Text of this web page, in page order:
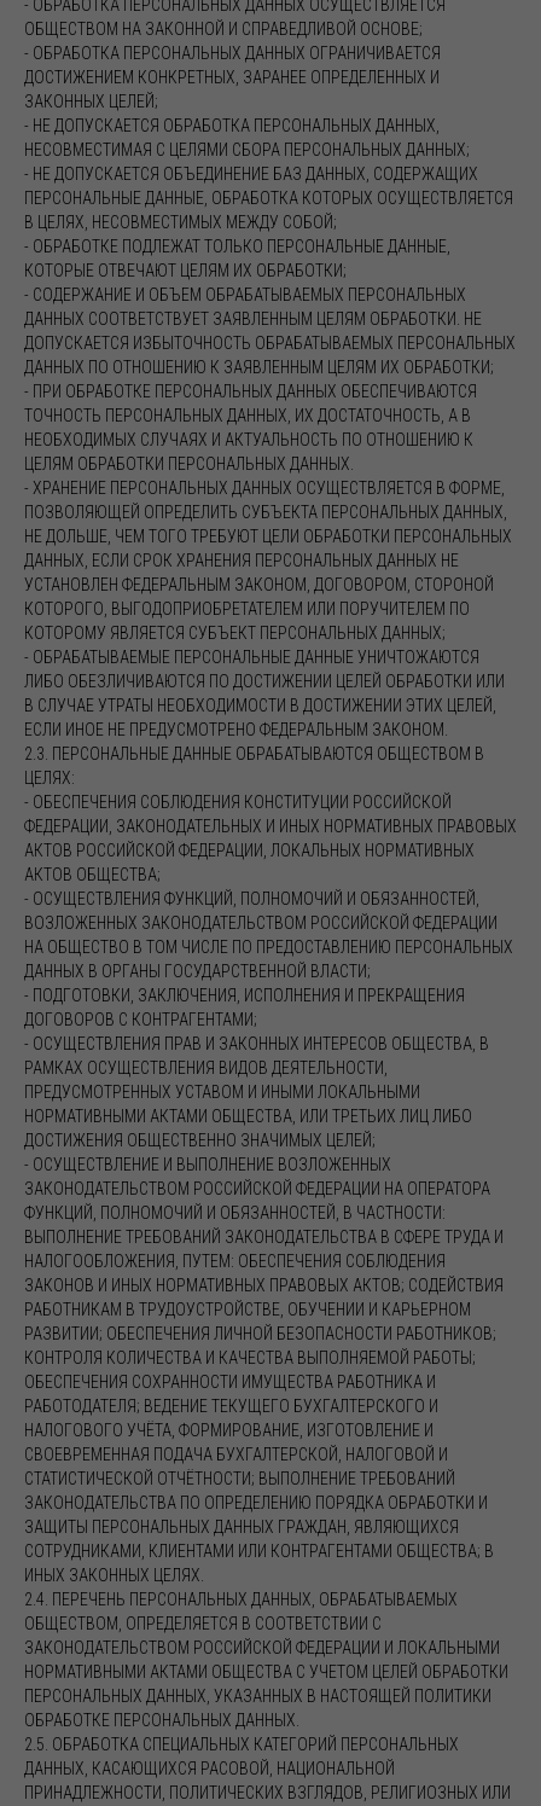
- ОБРАБОТКА ПЕРСОНАЛЬНЫХ ДАННЫХ ОСУЩЕСТВЛЯЕТСЯ
ОБЩЕСТВОМ НА ЗАКОННОЙ И СПРАВЕДЛИВОЙ ОСНОВЕ;
- ОБРАБОТКА ПЕРСОНАЛЬНЫХ ДАННЫХ ОГРАНИЧИВАЕТСЯ
ДОСТИЖЕНИЕМ КОНКРЕТНЫХ, ЗАРАНЕЕ ОПРЕДЕЛЕННЫХ И
ЗАКОННЫХ ЦЕЛЕЙ;
- НЕ ДОПУСКАЕТСЯ ОБРАБОТКА ПЕРСОНАЛЬНЫХ ДАННЫХ,
НЕСОВМЕСТИМАЯ С ЦЕЛЯМИ СБОРА ПЕРСОНАЛЬНЫХ ДАННЫХ;
- НЕ ДОПУСКАЕТСЯ ОБЪЕДИНЕНИЕ БАЗ ДАННЫХ, СОДЕРЖАЩИХ
ПЕРСОНАЛЬНЫЕ ДАННЫЕ, ОБРАБОТКА КОТОРЫХ ОСУЩЕСТВЛЯЕТСЯ
В ЦЕЛЯХ, НЕСОВМЕСТИМЫХ МЕЖДУ СОБОЙ;
- ОБРАБОТКЕ ПОДЛЕЖАТ ТОЛЬКО ПЕРСОНАЛЬНЫЕ ДАННЫЕ,
КОТОРЫЕ ОТВЕЧАЮТ ЦЕЛЯМ ИХ ОБРАБОТКИ;
- СОДЕРЖАНИЕ И ОБЪЕМ ОБРАБАТЫВАЕМЫХ ПЕРСОНАЛЬНЫХ
ДАННЫХ СООТВЕТСТВУЕТ ЗАЯВЛЕННЫМ ЦЕЛЯМ ОБРАБОТКИ. НЕ
ДОПУСКАЕТСЯ ИЗБЫТОЧНОСТЬ ОБРАБАТЫВАЕМЫХ ПЕРСОНАЛЬНЫХ
ДАННЫХ ПО ОТНОШЕНИЮ К ЗАЯВЛЕННЫМ ЦЕЛЯМ ИХ ОБРАБОТКИ;
- ПРИ ОБРАБОТКЕ ПЕРСОНАЛЬНЫХ ДАННЫХ ОБЕСПЕЧИВАЮТСЯ
ТОЧНОСТЬ ПЕРСОНАЛЬНЫХ ДАННЫХ, ИХ ДОСТАТОЧНОСТЬ, А В
НЕОБХОДИМЫХ СЛУЧАЯХ И АКТУАЛЬНОСТЬ ПО ОТНОШЕНИЮ К
ЦЕЛЯМ ОБРАБОТКИ ПЕРСОНАЛЬНЫХ ДАННЫХ.
- ХРАНЕНИЕ ПЕРСОНАЛЬНЫХ ДАННЫХ ОСУЩЕСТВЛЯЕТСЯ В ФОРМЕ,
ПОЗВОЛЯЮЩЕЙ ОПРЕДЕЛИТЬ СУБЪЕКТА ПЕРСОНАЛЬНЫХ ДАННЫХ,
НЕ ДОЛЬШЕ, ЧЕМ ТОГО ТРЕБУЮТ ЦЕЛИ ОБРАБОТКИ ПЕРСОНАЛЬНЫХ
ДАННЫХ, ЕСЛИ СРОК ХРАНЕНИЯ ПЕРСОНАЛЬНЫХ ДАННЫХ НЕ
УСТАНОВЛЕН ФЕДЕРАЛЬНЫМ ЗАКОНОМ, ДОГОВОРОМ, СТОРОНОЙ
КОТОРОГО, ВЫГОДОПРИОБРЕТАТЕЛЕМ ИЛИ ПОРУЧИТЕЛЕМ ПО
КОТОРОМУ ЯВЛЯЕТСЯ СУБЪЕКТ ПЕРСОНАЛЬНЫХ ДАННЫХ;
- ОБРАБАТЫВАЕМЫЕ ПЕРСОНАЛЬНЫЕ ДАННЫЕ УНИЧТОЖАЮТСЯ
ЛИБО ОБЕЗЛИЧИВАЮТСЯ ПО ДОСТИЖЕНИИ ЦЕЛЕЙ ОБРАБОТКИ ИЛИ
В СЛУЧАЕ УТРАТЫ НЕОБХОДИМОСТИ В ДОСТИЖЕНИИ ЭТИХ ЦЕЛЕЙ,
ЕСЛИ ИНОЕ НЕ ПРЕДУСМОТРЕНО ФЕДЕРАЛЬНЫМ ЗАКОНОМ.
2.3. ПЕРСОНАЛЬНЫЕ ДАННЫЕ ОБРАБАТЫВАЮТСЯ ОБЩЕСТВОМ В
ЦЕЛЯХ:
- ОБЕСПЕЧЕНИЯ СОБЛЮДЕНИЯ КОНСТИТУЦИИ РОССИЙСКОЙ
ФЕДЕРАЦИИ, ЗАКОНОДАТЕЛЬНЫХ И ИНЫХ НОРМАТИВНЫХ ПРАВОВЫХ
АКТОВ РОССИЙСКОЙ ФЕДЕРАЦИИ, ЛОКАЛЬНЫХ НОРМАТИВНЫХ
АКТОВ ОБЩЕСТВА;
- ОСУЩЕСТВЛЕНИЯ ФУНКЦИЙ, ПОЛНОМОЧИЙ И ОБЯЗАННОСТЕЙ,
ВОЗЛОЖЕННЫХ ЗАКОНОДАТЕЛЬСТВОМ РОССИЙСКОЙ ФЕДЕРАЦИИ
НА ОБЩЕСТВО В ТОМ ЧИСЛЕ ПО ПРЕДОСТАВЛЕНИЮ ПЕРСОНАЛЬНЫХ
ДАННЫХ В ОРГАНЫ ГОСУДАРСТВЕННОЙ ВЛАСТИ;
- ПОДГОТОВКИ, ЗАКЛЮЧЕНИЯ, ИСПОЛНЕНИЯ И ПРЕКРАЩЕНИЯ
ДОГОВОРОВ С КОНТРАГЕНТАМИ;
- ОСУЩЕСТВЛЕНИЯ ПРАВ И ЗАКОННЫХ ИНТЕРЕСОВ ОБЩЕСТВА, В
РАМКАХ ОСУЩЕСТВЛЕНИЯ ВИДОВ ДЕЯТЕЛЬНОСТИ,
ПРЕДУСМОТРЕННЫХ УСТАВОМ И ИНЫМИ ЛОКАЛЬНЫМИ
НОРМАТИВНЫМИ АКТАМИ ОБЩЕСТВА, ИЛИ ТРЕТЬИХ ЛИЦ ЛИБО
ДОСТИЖЕНИЯ ОБЩЕСТВЕННО ЗНАЧИМЫХ ЦЕЛЕЙ;
- ОСУЩЕСТВЛЕНИЕ И ВЫПОЛНЕНИЕ ВОЗЛОЖЕННЫХ
ЗАКОНОДАТЕЛЬСТВОМ РОССИЙСКОЙ ФЕДЕРАЦИИ НА ОПЕРАТОРА
ФУНКЦИЙ, ПОЛНОМОЧИЙ И ОБЯЗАННОСТЕЙ, В ЧАСТНОСТИ:
ВЫПОЛНЕНИЕ ТРЕБОВАНИЙ ЗАКОНОДАТЕЛЬСТВА В СФЕРЕ ТРУДА И
НАЛОГООБЛОЖЕНИЯ, ПУТЕМ: ОБЕСПЕЧЕНИЯ СОБЛЮДЕНИЯ
ЗАКОНОВ И ИНЫХ НОРМАТИВНЫХ ПРАВОВЫХ АКТОВ; СОДЕЙСТВИЯ
РАБОТНИКАМ В ТРУДОУСТРОЙСТВЕ, ОБУЧЕНИИ И КАРЬЕРНОМ
РАЗВИТИИ; ОБЕСПЕЧЕНИЯ ЛИЧНОЙ БЕЗОПАСНОСТИ РАБОТНИКОВ;
КОНТРОЛЯ КОЛИЧЕСТВА И КАЧЕСТВА ВЫПОЛНЯЕМОЙ РАБОТЫ;
ОБЕСПЕЧЕНИЯ СОХРАННОСТИ ИМУЩЕСТВА РАБОТНИКА И
РАБОТОДАТЕЛЯ; ВЕДЕНИЕ ТЕКУЩЕГО БУХГАЛТЕРСКОГО И
НАЛОГОВОГО УЧЁТА, ФОРМИРОВАНИЕ, ИЗГОТОВЛЕНИЕ И
СВОЕВРЕМЕННАЯ ПОДАЧА БУХГАЛТЕРСКОЙ, НАЛОГОВОЙ И
СТАТИСТИЧЕСКОЙ ОТЧЁТНОСТИ; ВЫПОЛНЕНИЕ ТРЕБОВАНИЙ
ЗАКОНОДАТЕЛЬСТВА ПО ОПРЕДЕЛЕНИЮ ПОРЯДКА ОБРАБОТКИ И
ЗАЩИТЫ ПЕРСОНАЛЬНЫХ ДАННЫХ ГРАЖДАН, ЯВЛЯЮЩИХСЯ
СОТРУДНИКАМИ, КЛИЕНТАМИ ИЛИ КОНТРАГЕНТАМИ ОБЩЕСТВА; В
ИНЫХ ЗАКОННЫХ ЦЕЛЯХ.
2.4. ПЕРЕЧЕНЬ ПЕРСОНАЛЬНЫХ ДАННЫХ, ОБРАБАТЫВАЕМЫХ
ОБЩЕСТВОМ, ОПРЕДЕЛЯЕТСЯ В СООТВЕТСТВИИ С
ЗАКОНОДАТЕЛЬСТВОМ РОССИЙСКОЙ ФЕДЕРАЦИИ И ЛОКАЛЬНЫМИ
НОРМАТИВНЫМИ АКТАМИ ОБЩЕСТВА С УЧЕТОМ ЦЕЛЕЙ ОБРАБОТКИ
ПЕРСОНАЛЬНЫХ ДАННЫХ, УКАЗАННЫХ В НАСТОЯЩЕЙ ПОЛИТИКИ
ОБРАБОТКЕ ПЕРСОНАЛЬНЫХ ДАННЫХ.
2.5. ОБРАБОТКА СПЕЦИАЛЬНЫХ КАТЕГОРИЙ ПЕРСОНАЛЬНЫХ
ДАННЫХ, КАСАЮЩИХСЯ РАСОВОЙ, НАЦИОНАЛЬНОЙ
ПРИНАДЛЕЖНОСТИ, ПОЛИТИЧЕСКИХ ВЗГЛЯДОВ, РЕЛИГИОЗНЫХ ИЛИ